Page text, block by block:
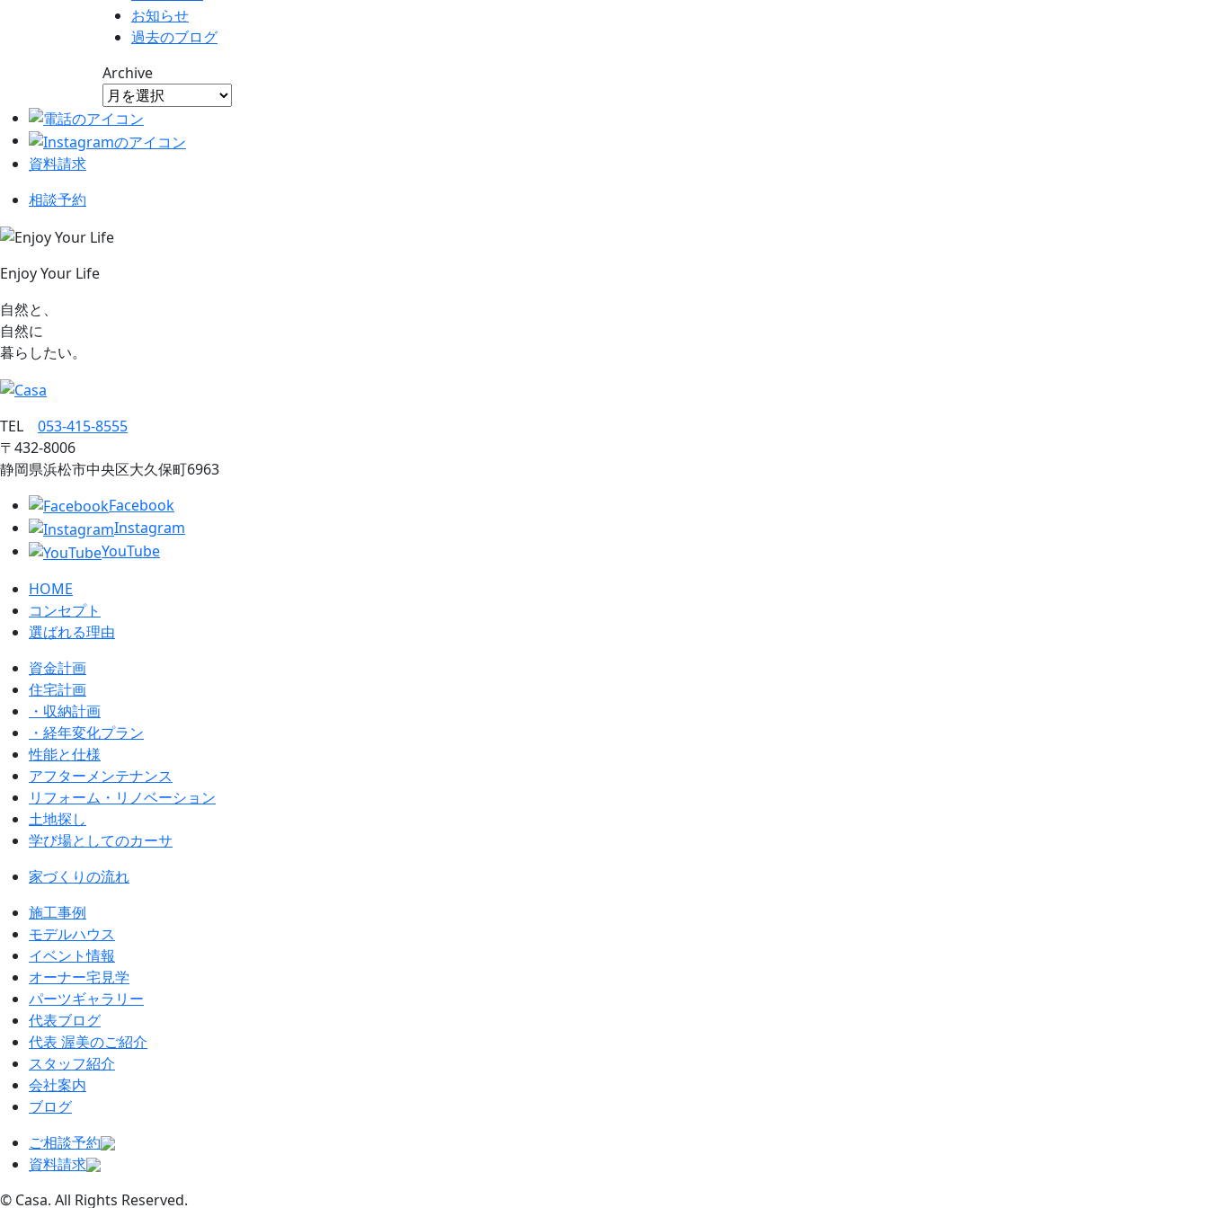
お知らせ
過去のブログ
Archive
資料請求
相談予約
Enjoy Your Life
自然と、
自然に
暮らしたい。
TEL 053‐415‐8555
〒432‐8006
静岡県浜松市中央区大久保町6963
Facebook
Instagram
YouTube
HOME
コンセプト
選ばれる理由
資金計画
住宅計画
・収納計画
・経年変化プラン
性能と仕様
アフターメンテナンス
リフォーム・リノベーション
土地探し
学び場としてのカーサ
家づくりの流れ
施工事例
モデルハウス
イベント情報
オーナー宅見学
パーツギャラリー
代表ブログ
代表 渥美のご紹介
スタッフ紹介
会社案内
ブログ
ご相談予約
資料請求
© Casa. All Rights Reserved.